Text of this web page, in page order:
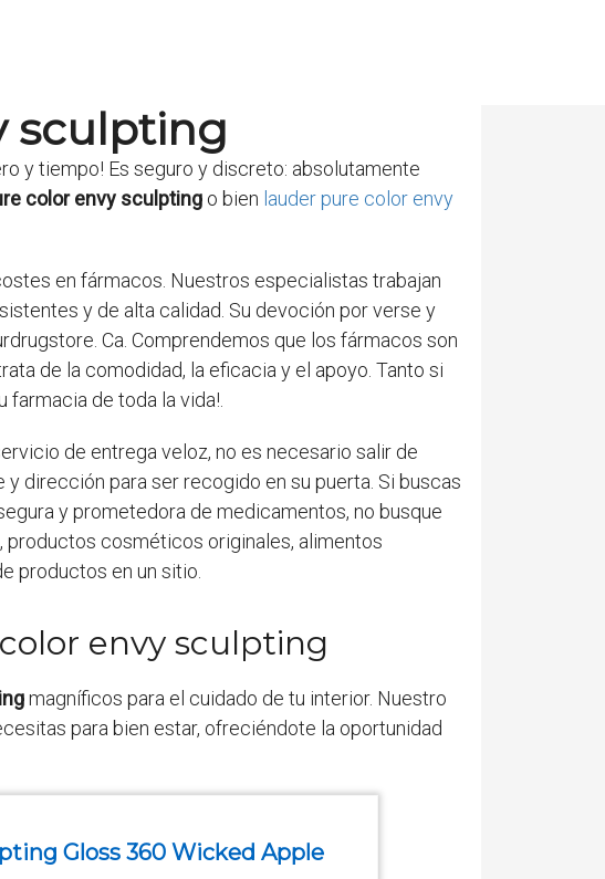
sculpting
y tiempo! Es seguro y discreto: absolutamente
color envy sculpting o bien lauder pure color envy
en fármacos. Nuestros especialistas trabajan
y de alta calidad. Su devoción por verse y
Ca. Comprendemos que los fármacos son
de la comodidad, la eficacia y el apoyo. Tanto si
farmacia de toda la vida!.
de entrega veloz, no es necesario salir de
dirección para ser recogido en su puerta. Si buscas
y prometedora de medicamentos, no busque
cosméticos originales, alimentos
productos en un sitio.
envy sculpting
magníficos para el cuidado de tu interior. Nuestro
para bien estar, ofreciéndote la oportunidad
Gloss 360 Wicked Apple